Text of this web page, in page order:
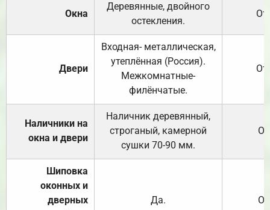
Окна
Деревянные, двойного
остекления.
Двери
Входная- металлическая,
утеплённая (Россия).
Межкомнатные-
филёнчатые.
Наличники на
окна и двери
Наличник деревянный,
строганый, камерной
сушки 70-90 мм.
Шиповка
оконных и
дверных
Да.